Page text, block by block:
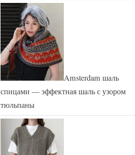
Amsterdam шаль
спицами — эффектная шаль с узором
тюльпаны